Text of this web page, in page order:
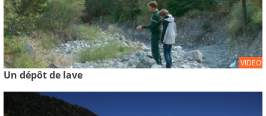
VIDEO
Un dépôt de lave